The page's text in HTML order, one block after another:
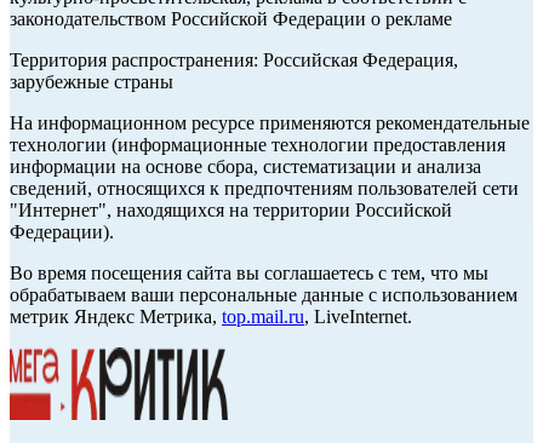
законодательством Российской Федерации о рекламе
Территория распространения: Российская Федерация,
зарубежные страны
На информационном ресурсе применяются рекомендательные
технологии (информационные технологии предоставления
информации на основе сбора, систематизации и анализа
сведений, относящихся к предпочтениям пользователей сети
"Интернет", находящихся на территории Российской
Федерации).
Во время посещения сайта вы соглашаетесь с тем, что мы
обрабатываем ваши персональные данные с использованием
метрик Яндекс Метрика, top.mail.ru, LiveInternet.